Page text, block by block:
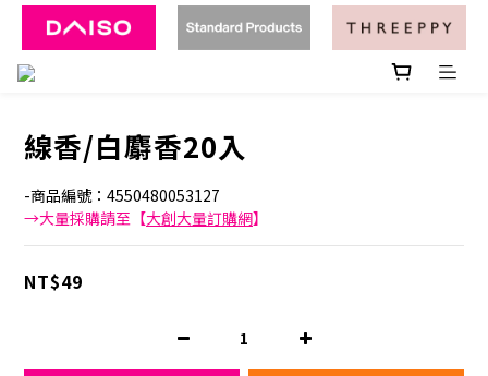
線香/白麝香20入
-商品編號：4550480053127
→大量採購請至【大創大量訂購網】
NT$49